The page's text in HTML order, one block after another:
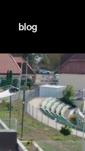
blog